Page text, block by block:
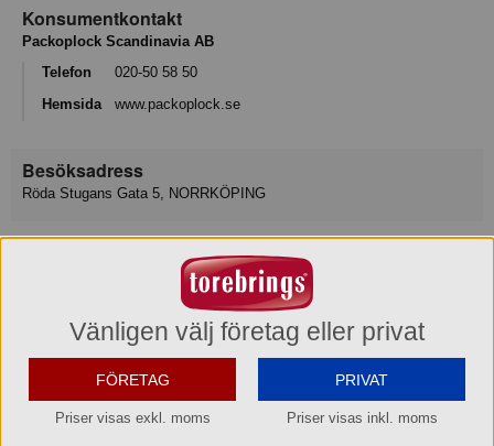
Konsumentkontakt
Packoplock Scandinavia AB
Telefon
020-50 58 50
Hemsida
www.packoplock.se
Besöksadress
Röda Stugans Gata 5, NORRKÖPING
E-post
Varukategori
Wellkartong
Leverantör
Packoplock Scandinavia AB
Vänligen välj företag eller privat
FÖRETAG
Priser visas exkl. moms
PRIVAT
Priser visas inkl. moms